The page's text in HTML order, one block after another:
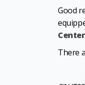
Good
Center
There